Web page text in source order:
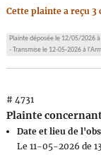
Cette plainte a reçu
Plainte déposée le 12/05/2026
- Transmise le 12-05-2026 à
# 4731
Plainte
Date et lieu de
Le 11-05-2026 de